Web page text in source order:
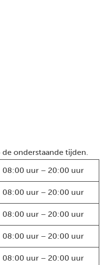
de onderstaande tijden.
08:00 uur – 20:00 uur
08:00 uur – 20:00 uur
08:00 uur – 20:00 uur
08:00 uur – 20:00 uur
08:00 uur – 20:00 uur